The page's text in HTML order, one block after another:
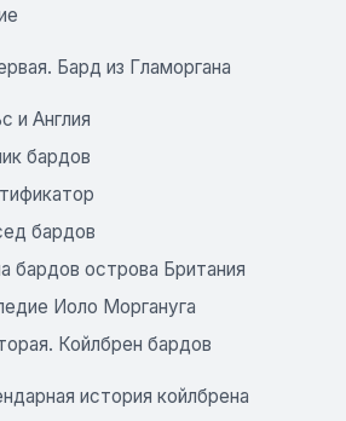
Бард из Гламоргана
и Англия
бардов
бардов
бардов острова Британия
Иоло Моргануга
Койлбрен бардов
история койлбрена